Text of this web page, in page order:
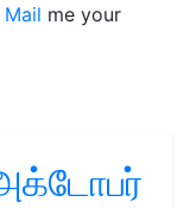
Mail me your